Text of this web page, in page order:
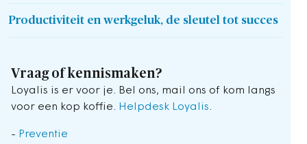
Productiviteit en werkgeluk, de sleutel tot succes
Vraag of kennismaken?
Loyalis is er voor je. Bel ons, mail ons of kom langs
voor een kop koffie. Helpdesk Loyalis.
- Preventie